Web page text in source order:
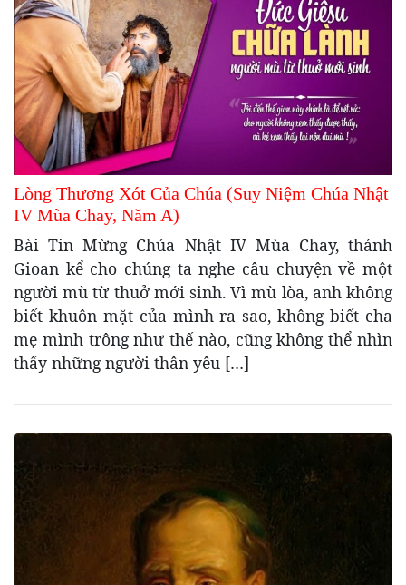
Lòng Thương Xót Của Chúa (Suy Niệm Chúa Nhật
IV Mùa Chay, Năm A)
Bài Tin Mừng Chúa Nhật IV Mùa Chay, thánh
Gioan kể cho chúng ta nghe câu chuyện về một
người mù từ thuở mới sinh. Vì mù lòa, anh không
biết khuôn mặt của mình ra sao, không biết cha
mẹ mình trông như thế nào, cũng không thể nhìn
thấy những người thân yêu […]